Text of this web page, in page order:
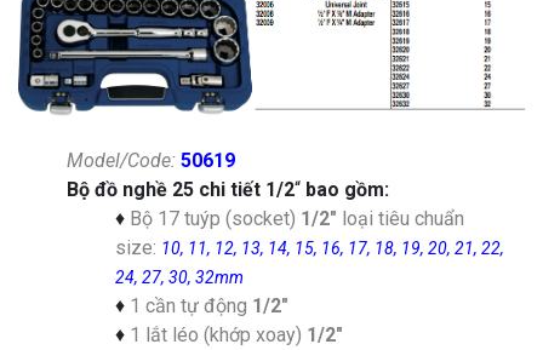
Model/Code: 50619
Bộ đồ nghề 25 chi tiết 1/2“ bao gồm:
♦ Bộ 17 tuýp (socket) 1/2″ loại tiêu chuẩn
size: 10, 11, 12, 13, 14, 15, 16, 17, 18, 19, 20, 21, 22,
24, 27, 30, 32mm
♦ 1 cần tự động 1/2″
♦ 1 lắt léo (khớp xoay) 1/2″